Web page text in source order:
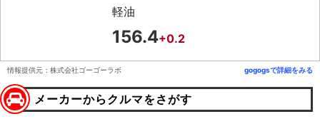
軽油
156.4+0.2
情報提供元：株式会社ゴーゴーラボ gogogsで詳細をみる
メーカーからクルマをさがす